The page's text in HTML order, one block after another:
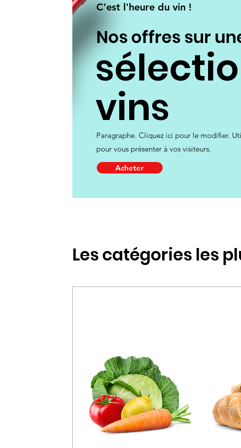
C'est l'heure du vin !
Nos offres sur
vins
Paragraphe. Cliquez ici pour le modifier.
pour vous présenter à vos visiteurs.
Acheter
Les catégories les